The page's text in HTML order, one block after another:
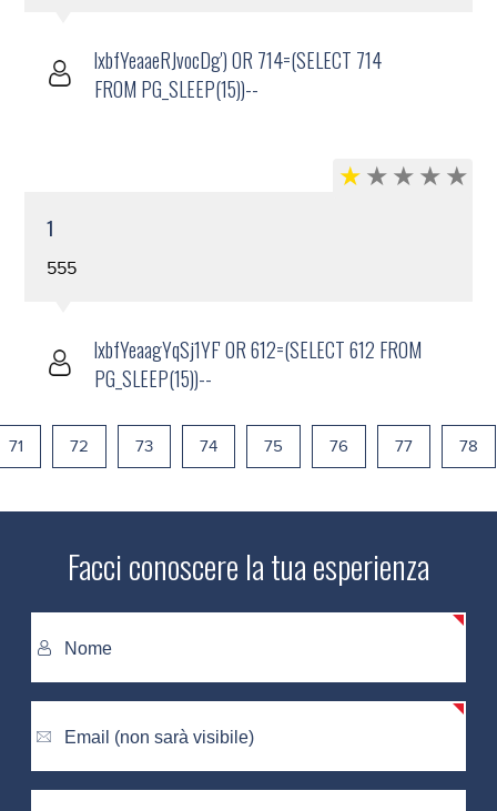
lxbfYeaaeRJvocDg') OR 714=(SELECT 714
FROM PG_SLEEP(15))--
1
555
lxbfYeaagYqSj1YF' OR 612=(SELECT 612 FROM
PG_SLEEP(15))--
71 72 73 74 75 76 77 78
Facci conoscere la tua esperienza